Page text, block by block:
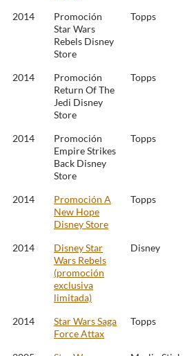
2014
Promoción
Star Wars
Rebels Disney
Store
Topps
2014
Promoción
Return Of The
Jedi Disney
Store
Topps
2014
Promoción
Empire Strikes
Back Disney
Store
Topps
2014
Promoción A
New Hope
Disney Store
Topps
2014
Disney Star
Wars Rebels
(promoción
exclusiva
limitada)
Disney
2014
Star Wars Saga
Force Attax
Topps